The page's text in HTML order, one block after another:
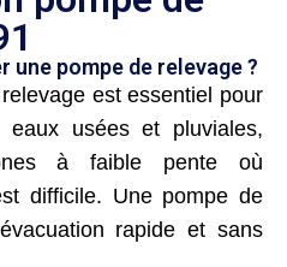
une pompe de relevage ?
est essentiel pour
eaux usées et pluviales,
à faible pente où
difficile. Une pompe de
rapide et sans